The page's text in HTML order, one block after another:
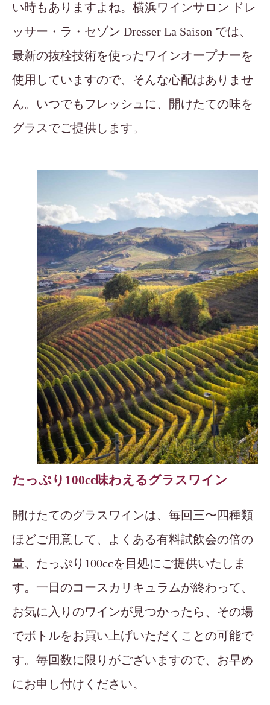
い時もありますよね。横浜ワインサロン ドレ
ッサー・ラ・セゾン Dresser La Saison では、
最新の抜栓技術を使ったワインオープナーを
使用していますので、そんな心配はありませ
ん。いつでもフレッシュに、開けたての味を
グラスでご提供します。
たっぷり100cc味わえるグラスワイン
開けたてのグラスワインは、毎回三〜四種類
ほどご用意して、よくある有料試飲会の倍の
量、たっぷり100ccを目処にご提供いたしま
す。一日のコースカリキュラムが終わって、
お気に入りのワインが見つかったら、その場
でボトルをお買い上げいただくことの可能で
す。毎回数に限りがございますので、お早め
にお申し付けください。